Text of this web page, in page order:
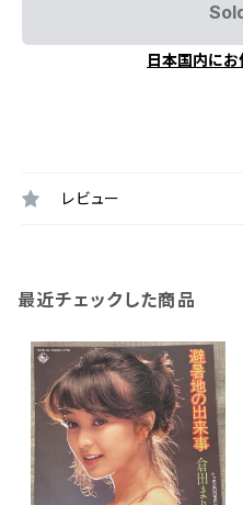
日本国内に
レビュー
最近チェックした商品